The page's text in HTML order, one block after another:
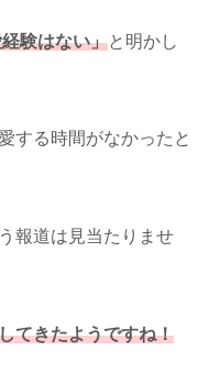
験はない」と明かし
する時間がなかったと
報道は見当たりませ
てきたようですね！